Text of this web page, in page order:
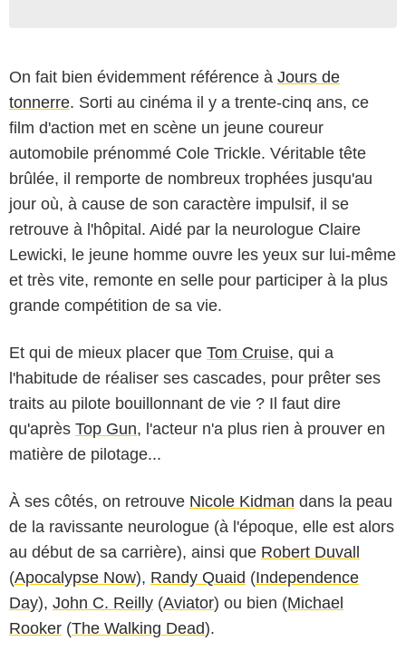
On fait bien évidemment référence à Jours de
tonnerre. Sorti au cinéma il y a trente-cinq ans, ce
film d'action met en scène un jeune coureur
automobile prénommé Cole Trickle. Véritable tête
brûlée, il remporte de nombreux trophées jusqu'au
jour où, à cause de son caractère impulsif, il se
retrouve à l'hôpital. Aidé par la neurologue Claire
Lewicki, le jeune homme ouvre les yeux sur lui-même
et très vite, remonte en selle pour participer à la plus
grande compétition de sa vie.
Et qui de mieux placer que Tom Cruise, qui a
l'habitude de réaliser ses cascades, pour prêter ses
traits au pilote bouillonnant de vie ? Il faut dire
qu'après Top Gun, l'acteur n'a plus rien à prouver en
matière de pilotage...
À ses côtés, on retrouve Nicole Kidman dans la peau
de la ravissante neurologue (à l'époque, elle est alors
au début de sa carrière), ainsi que Robert Duvall
(Apocalypse Now), Randy Quaid (Independence
Day), John C. Reilly (Aviator) ou bien (Michael
Rooker (The Walking Dead).